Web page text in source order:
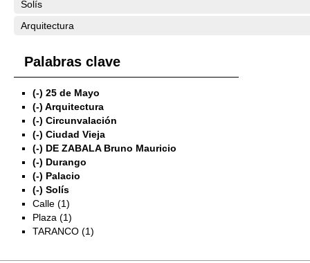
Solís
Arquitectura
Palabras clave
(-) 25 de Mayo
(-) Arquitectura
(-) Circunvalación
(-) Ciudad Vieja
(-) DE ZABALA Bruno Mauricio
(-) Durango
(-) Palacio
(-) Solís
Calle (1)
Plaza (1)
TARANCO (1)